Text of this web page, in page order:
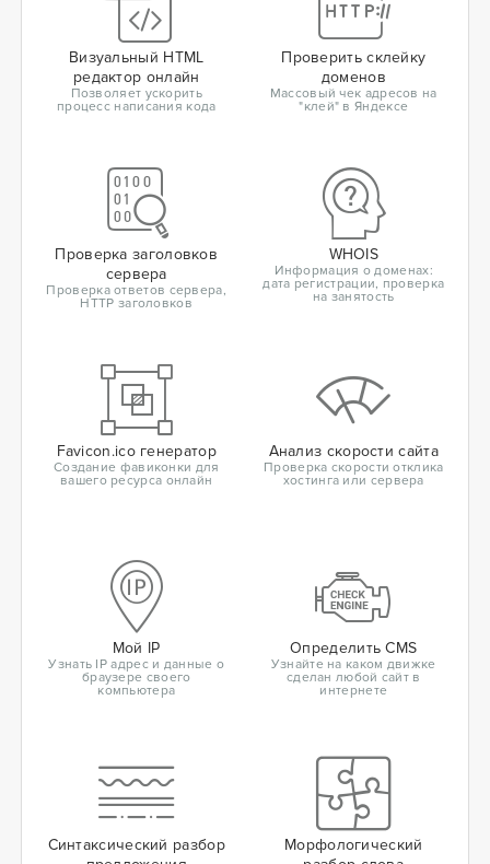
Визуальный HTML
редактор онлайн
Позволяет ускорить
процесс написания кода
Проверить склейку
доменов
Массовый чек адресов на
"клей" в Яндексе
Проверка заголовков
сервера
Проверка ответов сервера,
HTTP заголовков
WHOIS
Информация о доменах:
дата регистрации, проверка
на занятость
Favicon.ico генератор
Создание фавиконки для
вашего ресурса онлайн
Анализ скорости сайта
Проверка скорости отклика
хостинга или сервера
Мой IP
Узнать IP адрес и данные о
браузере своего
компьютера
Определить CMS
Узнайте на каком движке
сделан любой сайт в
интернете
Синтаксический разбор
Морфологический